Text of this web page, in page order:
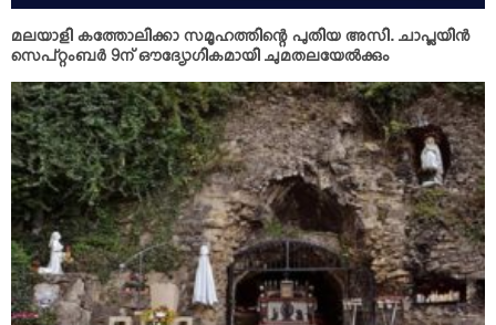
മലയാളി കത്തോലിക്കാ സമൂഹത്തിന്റെ പുതിയ അസി. ചാപ്ലയിന്‍
സെപ്റ്റംബര്‍ 9ന് ഔദ്യോഗികമായി ചുമതലയേല്‍ക്കും